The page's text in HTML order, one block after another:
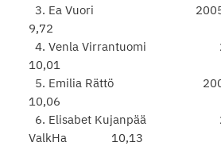
3. Ea Vuori 2005
9,72
4. Venla
10,01
5. Emilia Rättö 2006
10,06
6. Elisabet Kujanpää
ValkHa 10,13